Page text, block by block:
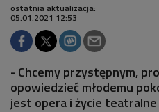
ostatnia aktualizacja:
05.01.2021 12:53
- Chcemy przystępnym,
opowiedzieć młodemu
jest opera i życie